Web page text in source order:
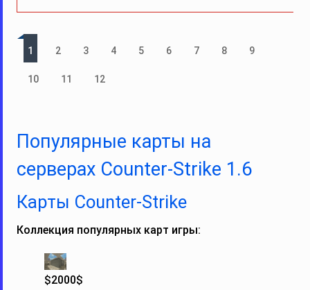
1 2 3 4 5 6 7 8 9
10 11 12
Популярные карты на
серверах Counter-Strike 1.6
Карты Counter‑Strike
Коллекция популярных карт игры:
$2000$